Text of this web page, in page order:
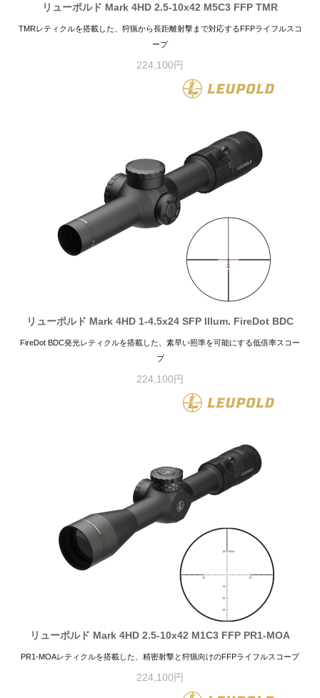
リューポルド Mark 4HD 2.5-10x42 M5C3 FFP TMR
TMRレティクルを搭載した、狩猟から長距離射撃まで対応するFFPライフルスコ
ープ
224,100円
リューポルド Mark 4HD 1-4.5x24 SFP Illum. FireDot BDC
FireDot BDC発光レティクルを搭載した、素早い照準を可能にする低倍率スコー
プ
224,100円
リューポルド Mark 4HD 2.5-10x42 M1C3 FFP PR1-MOA
PR1-MOAレティクルを搭載した、精密射撃と狩猟向けのFFPライフルスコープ
224,100円